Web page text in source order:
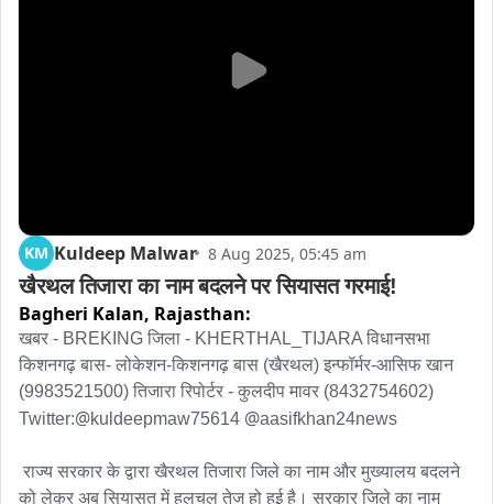
KM Kuldeep Malwar 8 Aug 2025, 05:45 am
खैरथल तिजारा का नाम बदलने पर सियासत गरमाई!
Bagheri Kalan, Rajasthan:
खबर - BREKING जिला - KHERTHAL_TIJARA विधानसभा
किशनगढ़ बास- लोकेशन-किशनगढ़ बास (खैरथल) इन्फॉर्मर-आसिफ खान
(9983521500) तिजारा रिपोर्टर - कुलदीप मावर (8432754602)
Twitter:@kuldeepmaw75614 @aasifkhan24news
को लेकर अब सियासत में हलचल तेज हो हुई है। सरकार जिले का नाम